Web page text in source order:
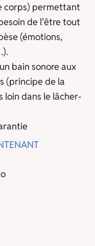
corps) permettant
de l’être tout
(émotions,
bain sonore aux
(principe de la
loin dans le lâcher-